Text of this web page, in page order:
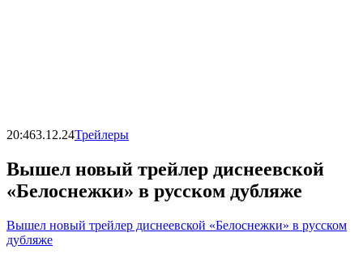
20:463.12.24Трейлеры
Вышел новый трейлер диснеевской
«Белоснежки» в русском дубляже
Вышел новый трейлер диснеевской «Белоснежки» в русском
дубляже